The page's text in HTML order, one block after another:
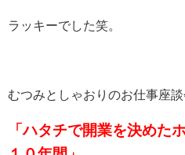
ラッキーでした笑。
むつみとしゃおりのお仕事座
「ハタチで開業を決めた